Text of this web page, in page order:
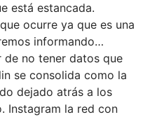
está estancada.
ocurre ya que es una
informando…
de no tener datos que
se consolida como la
dejado atrás a los
Instagram la red con